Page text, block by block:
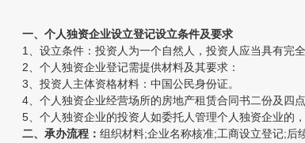
一、个人独资企业设立登记设立条件及要求
1、设立条件：投资人为一个自然人，投资人应当具有完全
2、个人独资企业登记需提供材料及其要求：
3、投资人主体资格材料：中国公民身份证。
4、个人独资企业经营场所的房地产租赁合同书二份及四点
5、个人独资企业的投资人如委托人管理个人独资企业的，
二、承办流程： 组织材料;企业名称核准;工商设立登记;后